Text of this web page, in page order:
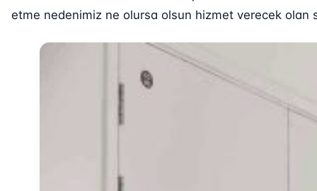
etme nedenimiz ne olursa olsun hizmet verecek olan